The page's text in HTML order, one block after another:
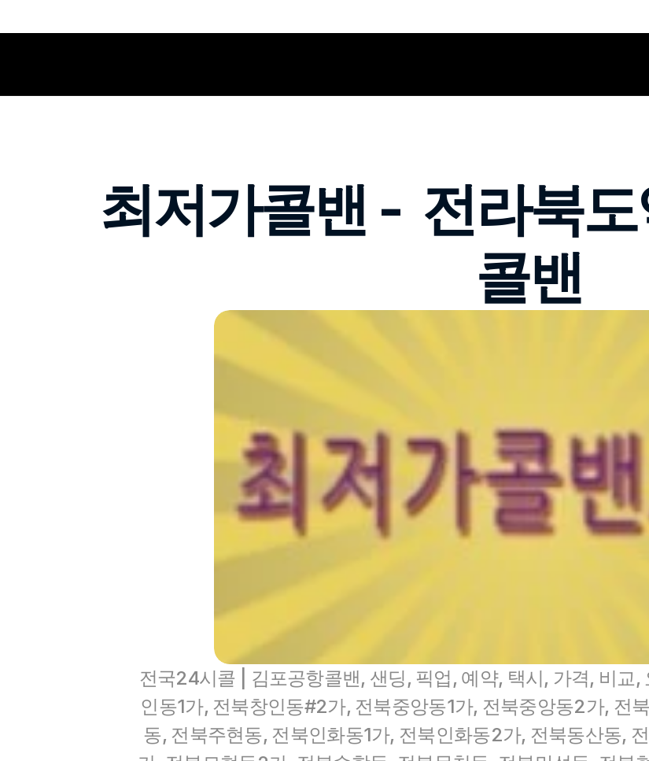
최저가콜밴 -  전라북
콜밴
전국24시콜 | 김포공항콜밴, 샌딩, 픽업, 예약, 택시, 가격, 비교
인동1가, 전북창인동#2가, 전북중앙동1가, 전북중앙동2가, 전
동, 전북주현동, 전북인화동1가, 전북인화동2가, 전북동산동,